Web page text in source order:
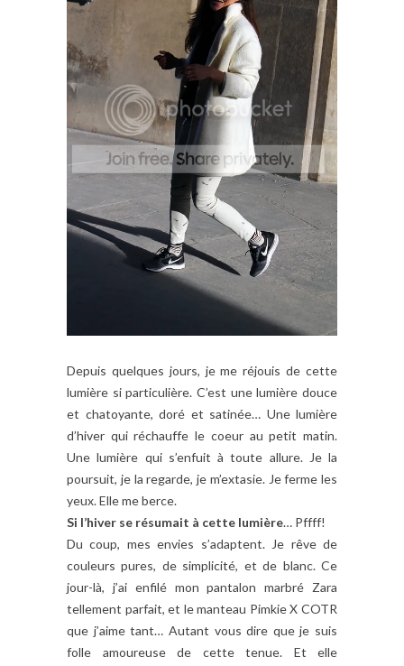
Depuis quelques jours, je me réjouis de cette
lumière si particulière. C’est une lumière douce
et chatoyante, doré et satinée… Une lumière
d’hiver qui réchauffe le coeur au petit matin.
Une lumière qui s’enfuit à toute allure. Je la
poursuit, je la regarde, je m’extasie. Je ferme les
yeux. Elle me berce.
Si l’hiver se résumait à cette lumière… Pffff!
Du coup, mes envies s’adaptent. Je rêve de
couleurs pures, de simplicité, et de blanc. Ce
jour-là, j’ai enfilé mon pantalon marbré Zara
tellement parfait, et le manteau Pimkie X COTR
que j’aime tant… Autant vous dire que je suis
folle amoureuse de cette tenue. Et elle